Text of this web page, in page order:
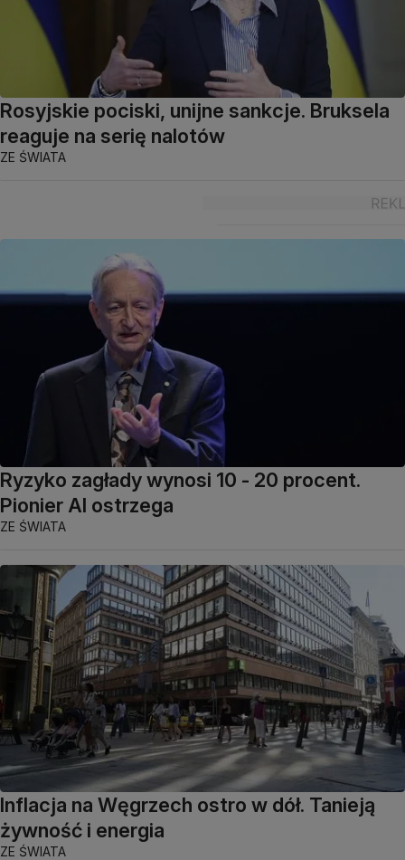
Rosyjskie pociski, unijne sankcje. Bruksela
reaguje na serię nalotów
ZE ŚWIATA
Ryzyko zagłady wynosi 10 - 20 procent.
Pionier AI ostrzega
ZE ŚWIATA
Inflacja na Węgrzech ostro w dół. Tanieją
żywność i energia
ZE ŚWIATA